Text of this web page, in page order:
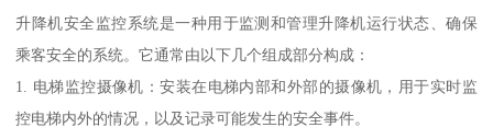
升降机安全监控系统是一种用于监测和管理升降机运行状态、确保
乘客安全的系统。它通常由以下几个组成部分构成：
1. 电梯监控摄像机：安装在电梯内部和外部的摄像机，用于实时监
控电梯内外的情况，以及记录可能发生的安全事件。